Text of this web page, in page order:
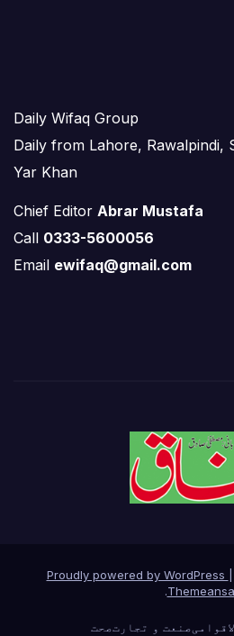
Daily Wifaq Group
Daily from Lahore, Rawalpindi,
Yar Khan
Chief Editor Abrar Mustafa
Call 0333-5600056
Email ewifaq@gmail.com
Proudly powered by WordPress
.
صنعت و تجارتصحت